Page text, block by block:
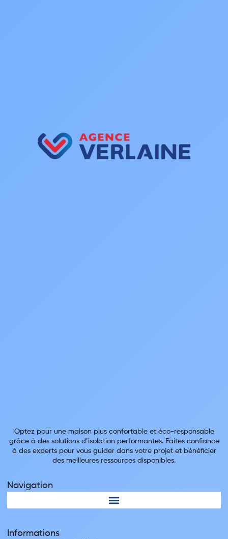
Optez pour une maison plus confortable et éco-responsable
grâce à des solutions d’isolation performantes. Faites confiance
à des experts pour vous guider dans votre projet et bénéficier
des meilleures ressources disponibles.
Navigation
Informations